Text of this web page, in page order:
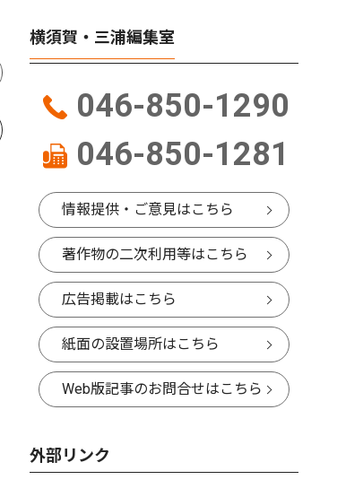
20周年
横須賀・三浦編集室
046-850-1290
046-850-1281
情報提供・ご意見はこちら
著作物の二次利用等はこちら
広告掲載はこちら
紙面の設置場所はこちら
Web版記事のお問合せはこちら
外部リンク